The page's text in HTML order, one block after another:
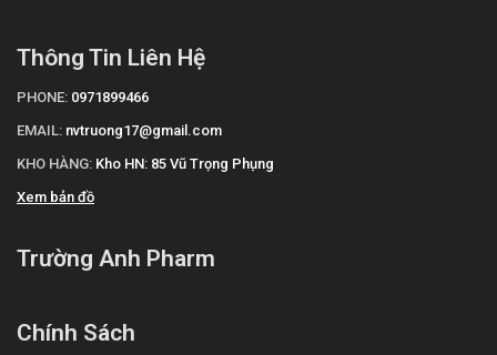
Thông Tin Liên Hệ
PHONE: 0971899466
EMAIL: nvtruong17@gmail.com
KHO HÀNG: Kho HN: 85 Vũ Trọng Phụng
Xem bản đồ
Trường Anh Pharm
Chính Sách